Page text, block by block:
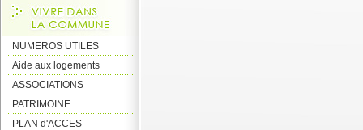
NUMEROS UTILES
Aide aux logements
ASSOCIATIONS
PATRIMOINE
PLAN d'ACCES